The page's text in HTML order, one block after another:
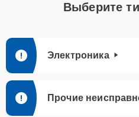
Выберите
Электроника
Прочие